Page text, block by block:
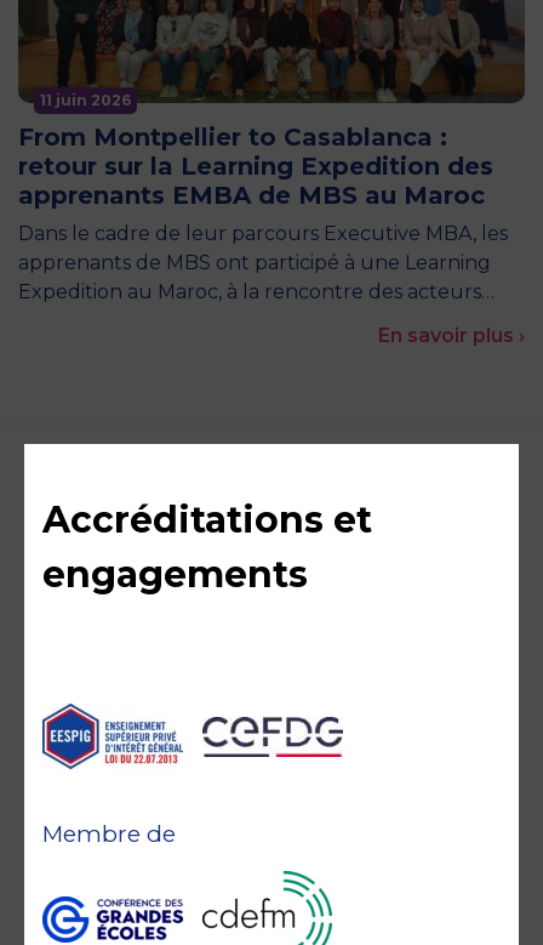
11 juin 2026
From Montpellier to Casablanca :
retour sur la Learning Expedition des
apprenants EMBA de MBS au Maroc
Dans le cadre de leur parcours Executive MBA, les
apprenants de MBS ont participé à une Learning
Expedition au Maroc, à la rencontre des acteurs…
En savoir plus ›
Accréditations et
engagements
Membre de